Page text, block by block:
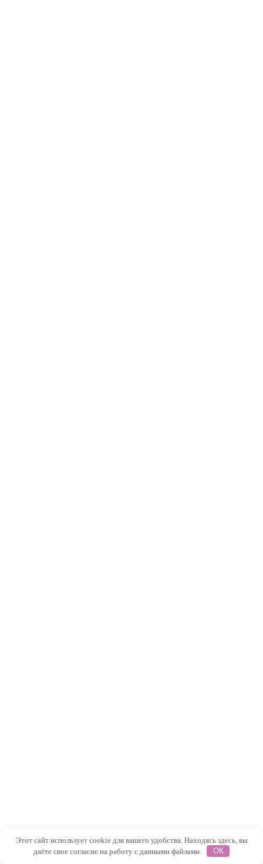
Этот сайт использует cookie для вашего удобства. Находясь здесь, вы
даёте свое согласие на работу с данными файлами.
ОК